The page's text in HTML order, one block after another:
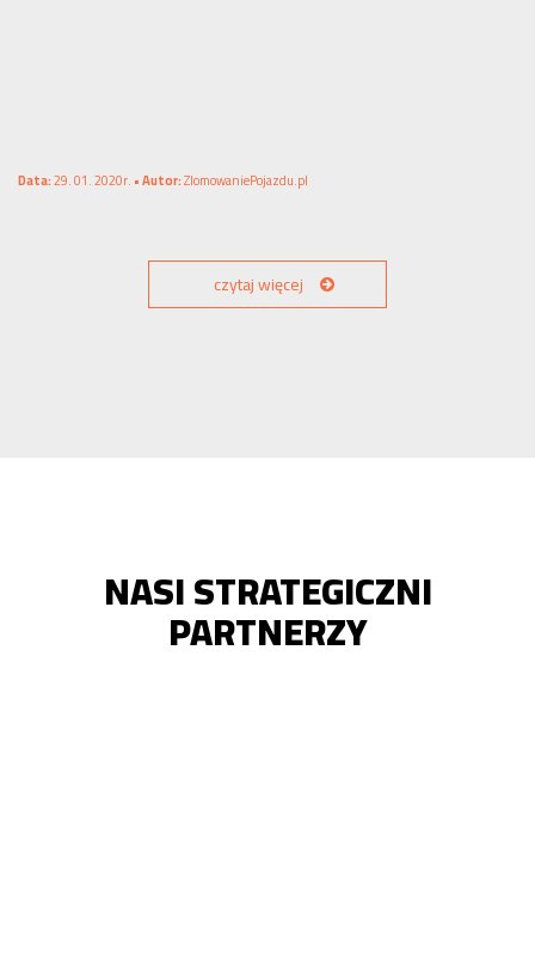
Data:29. 01. 2020r. •Autor:ZlomowaniePojazdu.pl
czytaj więcej
NASI STRATEGICZNI
PARTNERZY